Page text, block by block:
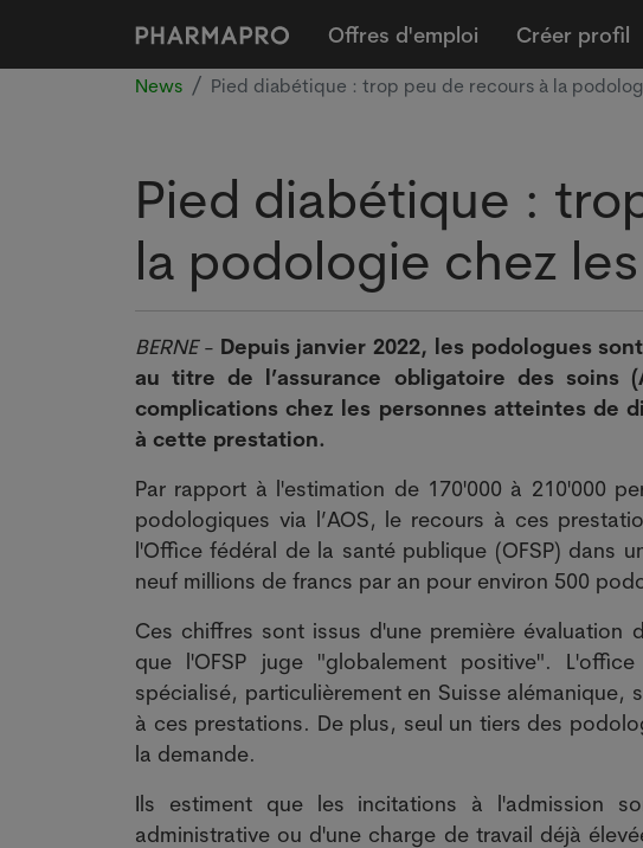
Offres d'emploi Créer profil
News Pied diabétique : trop peu de recours à la
Pied diabétique :
la podologie chez
BERNE- Depuis janvier 2022, les podologues
au titre de l’assurance obligatoire des soins
complications chez les personnes atteintes de
à cette prestation.
Par rapport à l'estimation de 170'000 à 210'000
podologiques via l’AOS, le recours à ces
l'Office fédéral de la santé publique (OFSP) dans
neuf millions de francs par an pour environ 500
Ces chiffres sont issus d'une première évaluation
que l'OFSP juge "globalement positive".
spécialisé, particulièrement en Suisse
à ces prestations. De plus, seul un tiers des
la demande.
Ils estiment que les incitations à l'admission
administrative ou d'une charge de travail déjà